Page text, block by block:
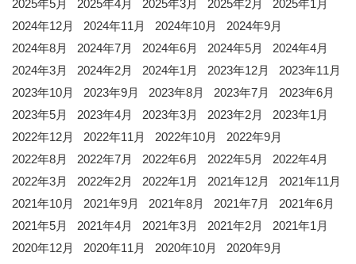
2025年5月
2025年4月 2025年3月 2025年2月
2025年1月
2024年12月
2024年11月 2024年10月
2024年9月
2024年8月
2024年7月 2024年6月 2024年5月
2024年4月
2024年3月
2024年2月 2024年1月 2023年12月
2023年11月
2023年10月
2023年9月 2023年8月 2023年7月
2023年6月
2023年5月
2023年4月 2023年3月 2023年2月
2023年1月
2022年12月
2022年11月 2022年10月
2022年9月
2022年8月
2022年7月 2022年6月 2022年5月
2022年4月
2022年3月
2022年2月 2022年1月 2021年12月
2021年11月
2021年10月
2021年9月 2021年8月 2021年7月
2021年6月
2021年5月
2021年4月 2021年3月 2021年2月
2021年1月
2020年12月
2020年11月 2020年10月
2020年9月